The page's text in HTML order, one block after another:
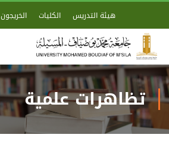
هيئة التدريس الكليات الخريجون
تظاهرات علمية